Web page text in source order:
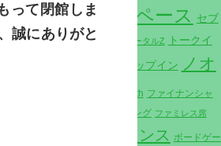
ングスペース セブ
山 デイリーポータルZ トークイ
ドロップイン
ノオ
ノオト15th ファイナンシャ
ル・プランニング ファミレス席
フリーランス ボードゲー
って閉館しま
誠にありがと